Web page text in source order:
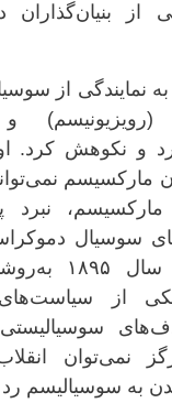
بنیان‌گذاران
از
و
و نکوهش کرد. او
نمی‌تواند
نبرد
دموکراسی
انگلس نیز در سال
از سیاست‌های
سوسیالیستی
انقلاب
سوسیالیسم رد